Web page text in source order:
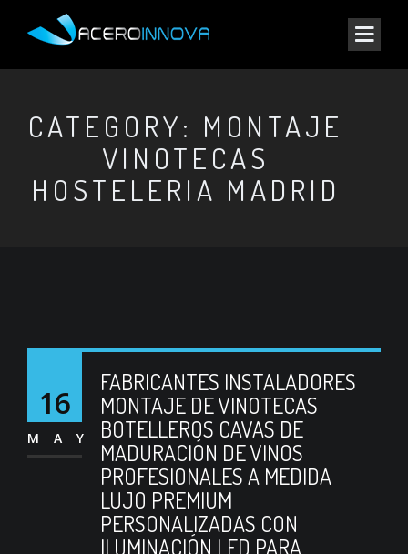
CATEGORY: MONTAJE
VINOTECAS
HOSTELERIA MADRID
16
MAY
FABRICANTES INSTALADORES
MONTAJE DE VINOTECAS
BOTELLEROS CAVAS DE
MADURACIÓN DE VINOS
PROFESIONALES A MEDIDA
LUJO PREMIUM
PERSONALIZADAS CON
ILUMINACIÓN LED PARA